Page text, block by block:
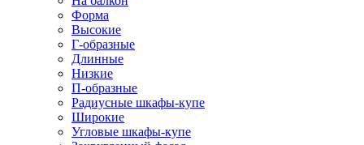
Форма
Высокие
Г-образные
Длинные
Низкие
П-образные
Радиусные шкафы-купе
Широкие
Угловые шкафы-купе